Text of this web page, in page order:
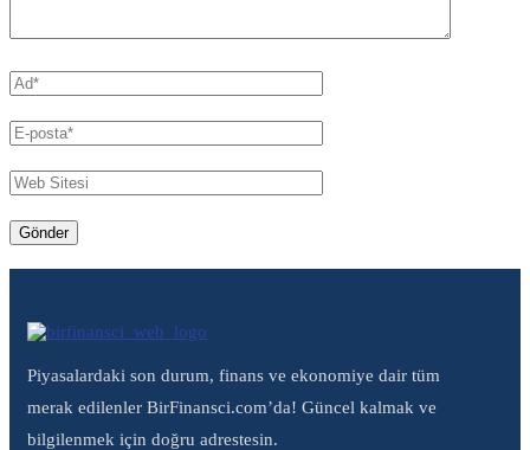
Piyasalardaki son durum, finans ve ekonomiye dair tüm
merak edilenler BirFinansci.com’da! Güncel kalmak ve
bilgilenmek için doğru adrestesin.